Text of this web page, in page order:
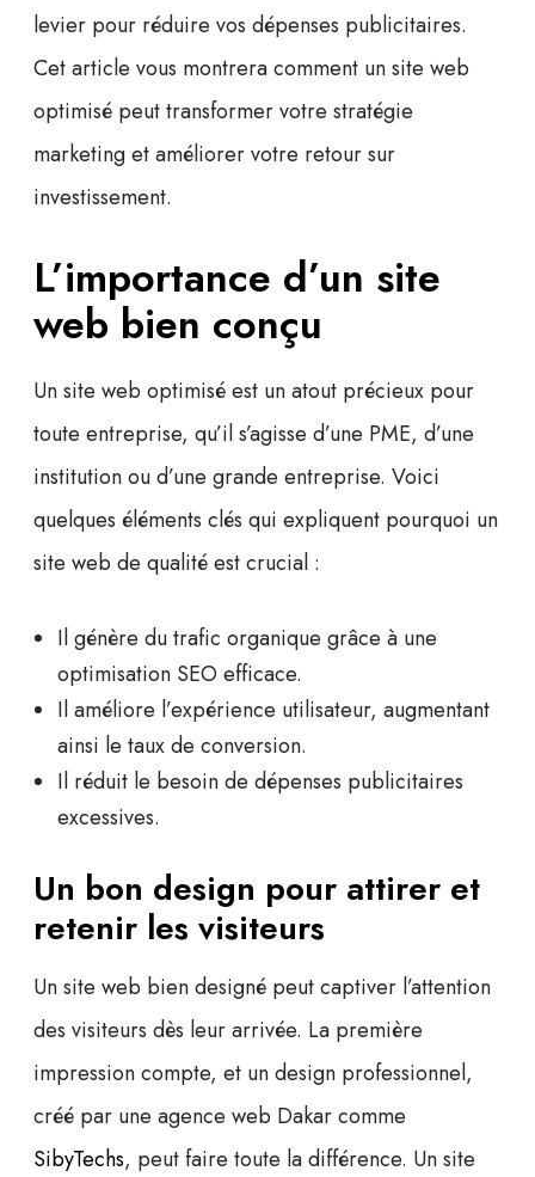
levier pour réduire vos dépenses publicitaires.
Cet article vous montrera comment un site web
optimisé peut transformer votre stratégie
marketing et améliorer votre retour sur
investissement.
L’importance d’un site
web bien conçu
Un site web optimiséest un atout précieux pour
toute entreprise, qu’il s’agisse d’une PME, d’une
institution ou d’une grande entreprise. Voici
quelques éléments clés qui expliquent pourquoi un
site web de qualité est crucial :
Il génère du trafic organique grâce à une
optimisation SEO efficace.
Il améliore l’expérience utilisateur, augmentant
ainsi le taux de conversion.
Il réduit le besoin de dépenses publicitaires
excessives.
Un bon design pour attirer et
retenir les visiteurs
Un site web bien designé peut captiver l’attention
des visiteurs dès leur arrivée. La première
impression compte, et un design professionnel,
créé par une agence web Dakarcomme
SibyTechs, peut faire toute la différence. Un site